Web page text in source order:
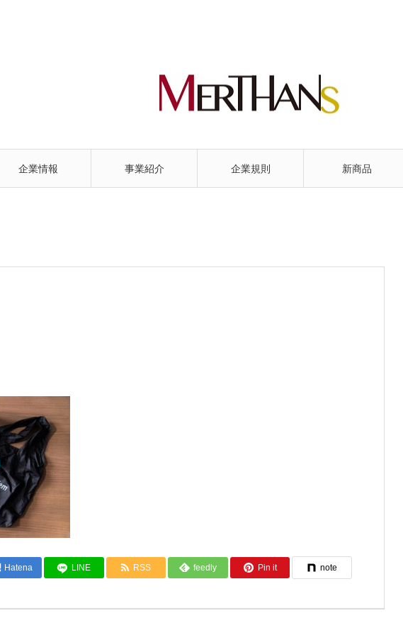
企業情報 事業紹介 企業規則 新商品
Hatena LINE RSS feedly Pin it note